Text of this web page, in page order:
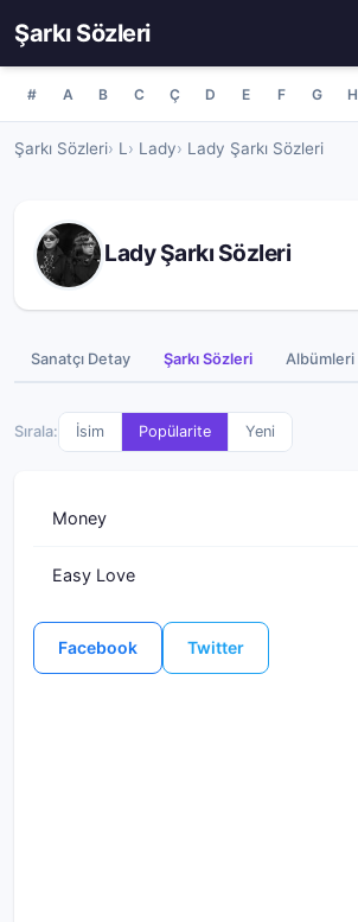
Şarkı Sözleri
# A B C Ç D E F G H
Şarkı Sözleri L Lady Lady Şarkı Sözleri
Lady Şarkı Sözleri
Sanatçı Detay Şarkı Sözleri Albümleri
Sırala: İsim Popülarite Yeni
Money
Easy Love
Facebook Twitter